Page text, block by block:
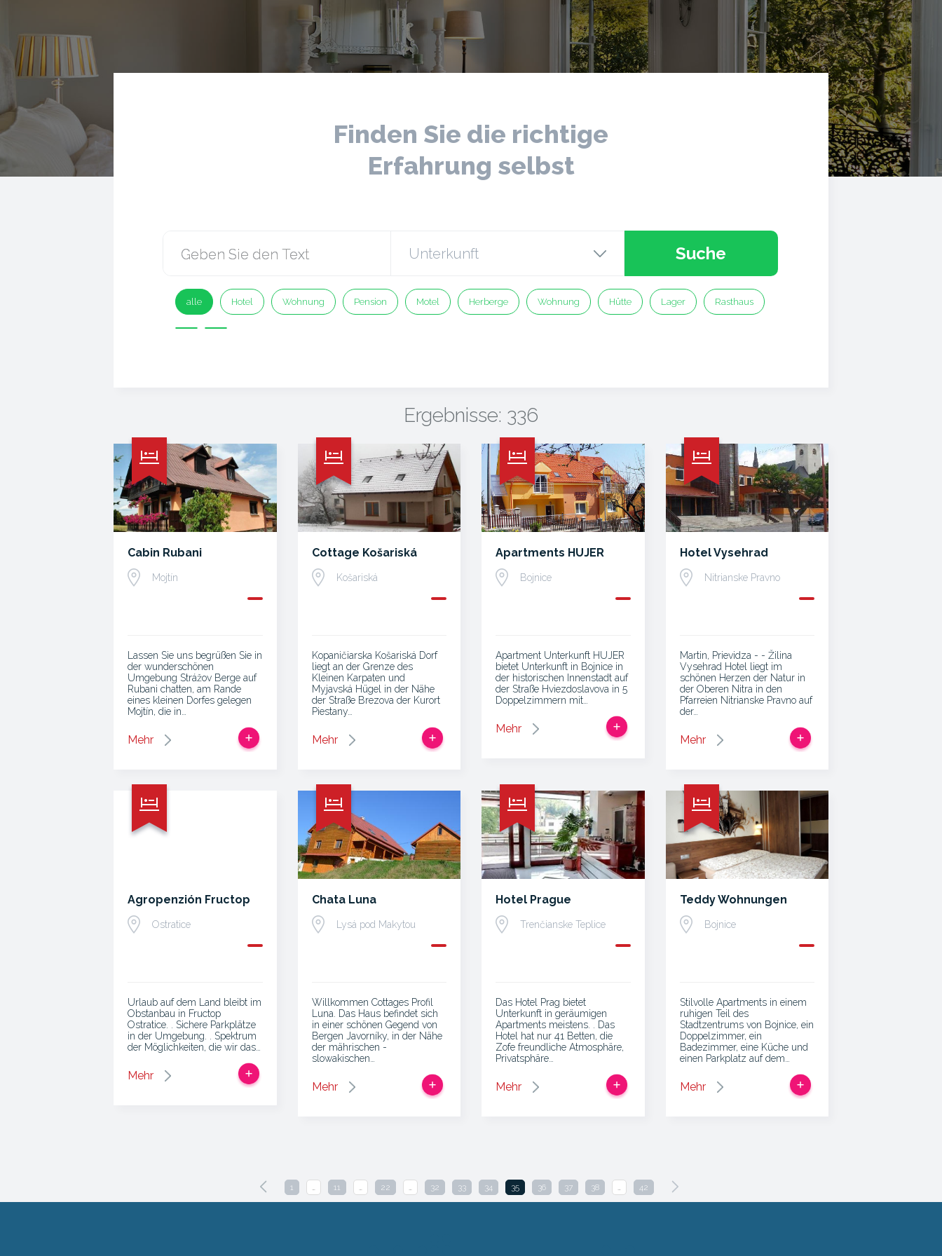
Finden Sie die richtige
Erfahrung selbst
Suche
alle Hotel Wohnung Pension Motel Herberge Wohnung Hütte Lager Rasthaus
Ergebnisse: 336
Cabin Rubani
Mojtín
Lassen Sie uns begrüßen Sie in
der wunderschönen
Umgebung Strážov Berge auf
Rubani chatten, am Rande
eines kleinen Dorfes gelegen
Mojtín, die in…
Mehr
Cottage Košariská
Košariská
Kopaničiarska Košariská Dorf
liegt an der Grenze des
Kleinen Karpaten und
Myjavská Hügel in der Nähe
der Straße Brezova der Kurort
Piestany…
Mehr
Apartments HUJER
Bojnice
Apartment Unterkunft HUJER
bietet Unterkunft in Bojnice in
der historischen Innenstadt auf
der Straße Hviezdoslavova in 5
Doppelzimmern mit…
Mehr
Hotel Vysehrad
Nitrianske Pravno
Martin, Prievidza - - Žilina
Vysehrad Hotel liegt im
schönen Herzen der Natur in
der Oberen Nitra in den
Pfarreien Nitrianske Pravno auf
der…
Mehr
Agropenzión Fructop
Ostratice
Urlaub auf dem Land bleibt im
Obstanbau in Fructop
Ostratice. . Sichere Parkplätze
in der Umgebung. . Spektrum
der Möglichkeiten, die wir das…
Mehr
Chata Luna
Lysá pod Makytou
Willkommen Cottages Profil
Luna. Das Haus befindet sich
in einer schönen Gegend von
Bergen Javorníky, in der Nähe
der mährischen -
slowakischen…
Mehr
Hotel Prague
Trenčianske Teplice
Das Hotel Prag bietet
Unterkunft in geräumigen
Apartments meistens. . Das
Hotel hat nur 41 Betten, die
Zofe freundliche Atmosphäre,
Privatsphäre…
Mehr
Teddy Wohnungen
Bojnice
Stilvolle Apartments in einem
ruhigen Teil des
Stadtzentrums von Bojnice, ein
Doppelzimmer, ein
Badezimmer, eine Küche und
einen Parkplatz auf dem…
Mehr
1 … 11 … 22 … 32 33 34 35 36 37 38 … 42